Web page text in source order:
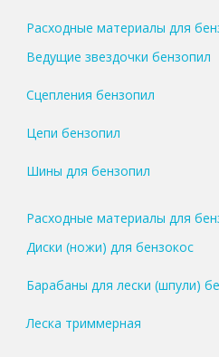
Расходные материалы для
Ведущие звездочки бензопил
Сцепления бензопил
Цепи бензопил
Шины для бензопил
Расходные материалы для
Диски (ножи) для бензокос
Барабаны для лески (шпули)
Леска триммерная